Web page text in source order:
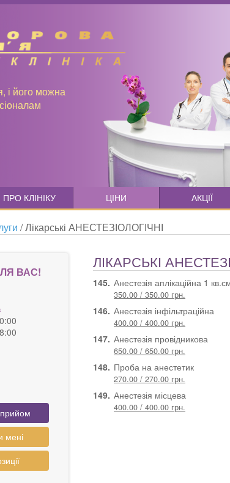
і його можна
ПРО КЛІНІКУ ЦІНИ АКЦІЇ
/Лікарські АНЕСТЕЗІОЛОГІЧНІ
ЛІКАРСЬКІ
145. Анестезія аплікаційна 1
350.00 / 350.00 грн.
146. Анестезія інфільтраційна
400.00 / 400.00 грн.
147. Анестезія провідникова
650.00 / 650.00 грн.
148. Проба на анестетик
270.00 / 270.00 грн.
149. Анестезія місцева
400.00 / 400.00 грн.
ВАС!
мені